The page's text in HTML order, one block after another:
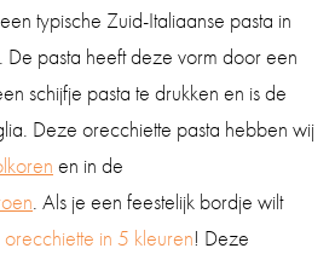
typische Zuid-Italiaanse pasta in
pasta heeft deze vorm door een
schijfje pasta te drukken en is de
Deze orecchiette pasta hebben wij
en in de
. Als je een feestelijk bordje wilt
orecchiette in 5 kleuren! Deze